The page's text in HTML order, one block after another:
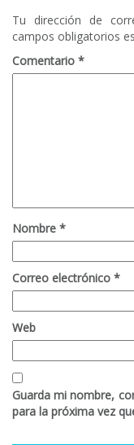
Tu dirección de
campos obligatorios
Comentario *
Nombre *
Correo electrónico *
Web
Guarda mi nombre,
para la próxima vez